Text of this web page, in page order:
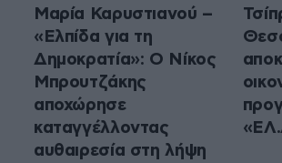
Μαρία Καρυστιανού –
«Ελπίδα για τη
Δημοκρατία»: Ο Νίκος
Μπρουτζάκης
αποχώρησε
καταγγέλλοντας
αυθαιρεσία στη λήψη